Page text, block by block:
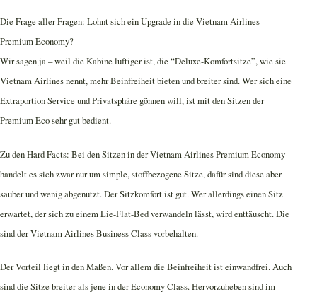
Die Frage aller Fragen: Lohnt sich ein Upgrade in die Vietnam Airlines
Premium Economy?
Wir sagen ja – weil die Kabine luftiger ist, die “Deluxe-Komfortsitze”, wie sie
Vietnam Airlines nennt, mehr Beinfreiheit bieten und breiter sind. Wer sich eine
Extraportion Service und Privatsphäre gönnen will, ist mit den Sitzen der
Premium Eco sehr gut bedient.
Zu den Hard Facts: Bei den Sitzen in der Vietnam Airlines Premium Economy
handelt es sich zwar nur um simple, stoffbezogene Sitze, dafür sind diese aber
sauber und wenig abgenutzt. Der Sitzkomfort ist gut. Wer allerdings einen Sitz
erwartet, der sich zu einem Lie-Flat-Bed verwandeln lässt, wird enttäuscht. Die
sind der Vietnam Airlines Business Class vorbehalten.
Der Vorteil liegt in den Maßen. Vor allem die Beinfreiheit ist einwandfrei. Auch
sind die Sitze breiter als jene in der Economy Class. Hervorzuheben sind im